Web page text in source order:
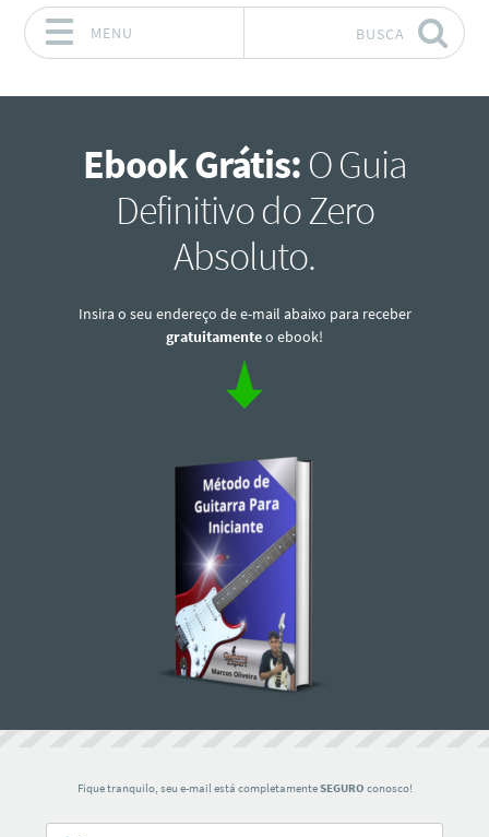
MENU BUSCA
Ebook Grátis: O Guia
Definitivo do Zero
Absoluto.
Insira o seu endereço de e-mail abaixo para receber
gratuitamenteo ebook!
Fique tranquilo, seu e-mail está completamenteSEGURO conosco!